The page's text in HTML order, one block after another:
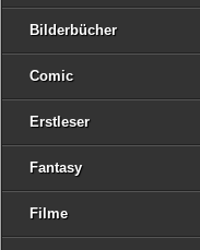
Bilderbücher
Comic
Erstleser
Fantasy
Filme